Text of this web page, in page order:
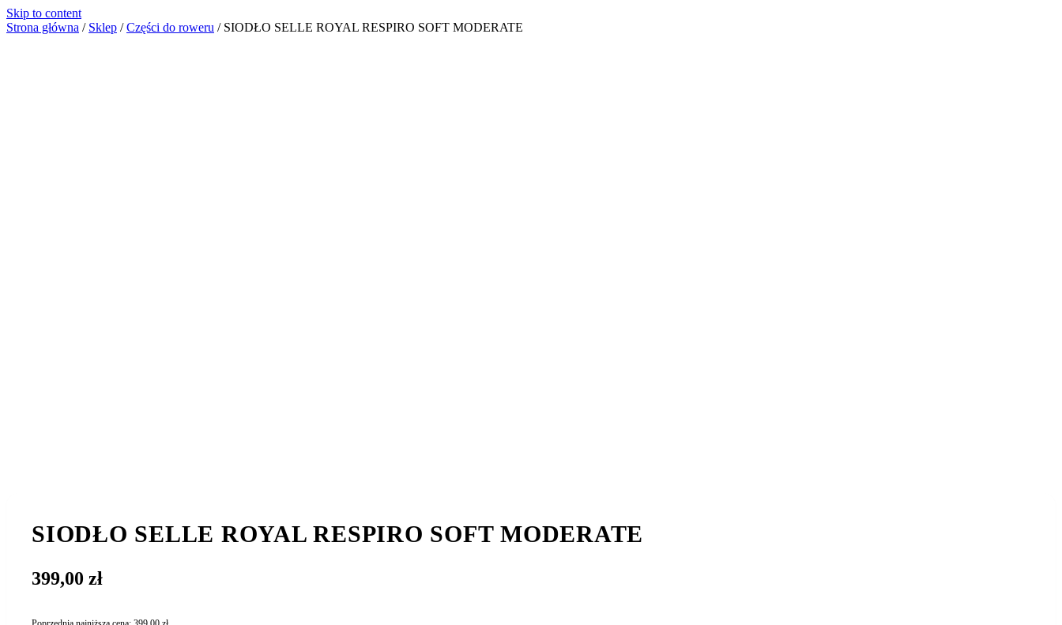
Skip to content
Strona główna / Sklep / Części do roweru / SIODŁO SELLE ROYAL RESPIRO SOFT MODERATE
SIODŁO SELLE ROYAL RESPIRO SOFT MODERATE
399,00 zł